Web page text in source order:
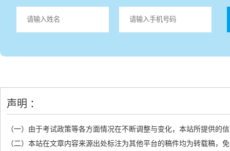
声明 ：
（一）由于考试政策等各方面情况在不断调整与变化，本站所提供的
（二）本站在文章内容来源出处标注为其他平台的稿件均为转载稿